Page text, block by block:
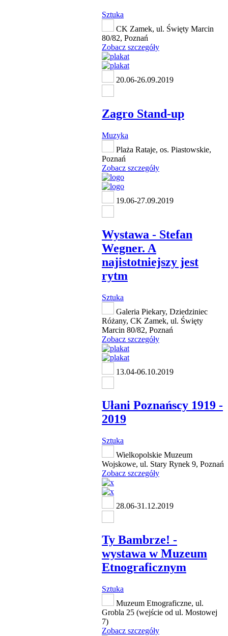
Sztuka
CK Zamek, ul. Święty Marcin
80/82, Poznań
Zobacz szczegóły
20.06-26.09.2019
Zagro Stand-up
Muzyka
Plaża Rataje, os. Piastowskie,
Poznań
Zobacz szczegóły
19.06-27.09.2019
Wystawa - Stefan
Wegner. A
najistotniejszy jest
rytm
Sztuka
Galeria Piekary, Dziedziniec
Różany, CK Zamek, ul. Święty
Marcin 80/82, Poznań
Zobacz szczegóły
13.04-06.10.2019
Ułani Poznańscy 1919 -
2019
Sztuka
Wielkopolskie Muzeum
Wojskowe, ul. Stary Rynek 9, Poznań
Zobacz szczegóły
28.06-31.12.2019
Ty Bambrze! -
wystawa w Muzeum
Etnograficznym
Sztuka
Muzeum Etnograficzne, ul.
Grobla 25 (wejście od ul. Mostowej
7)
Zobacz szczegóły